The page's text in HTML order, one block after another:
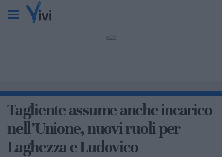
Tagliente assume anche incarico
nell’Unione, nuovi ruoli per
Laghezza e Ludovico